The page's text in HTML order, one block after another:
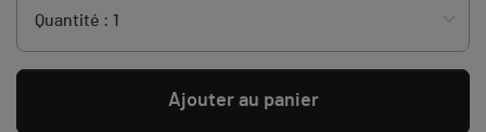
Ajouter au panier